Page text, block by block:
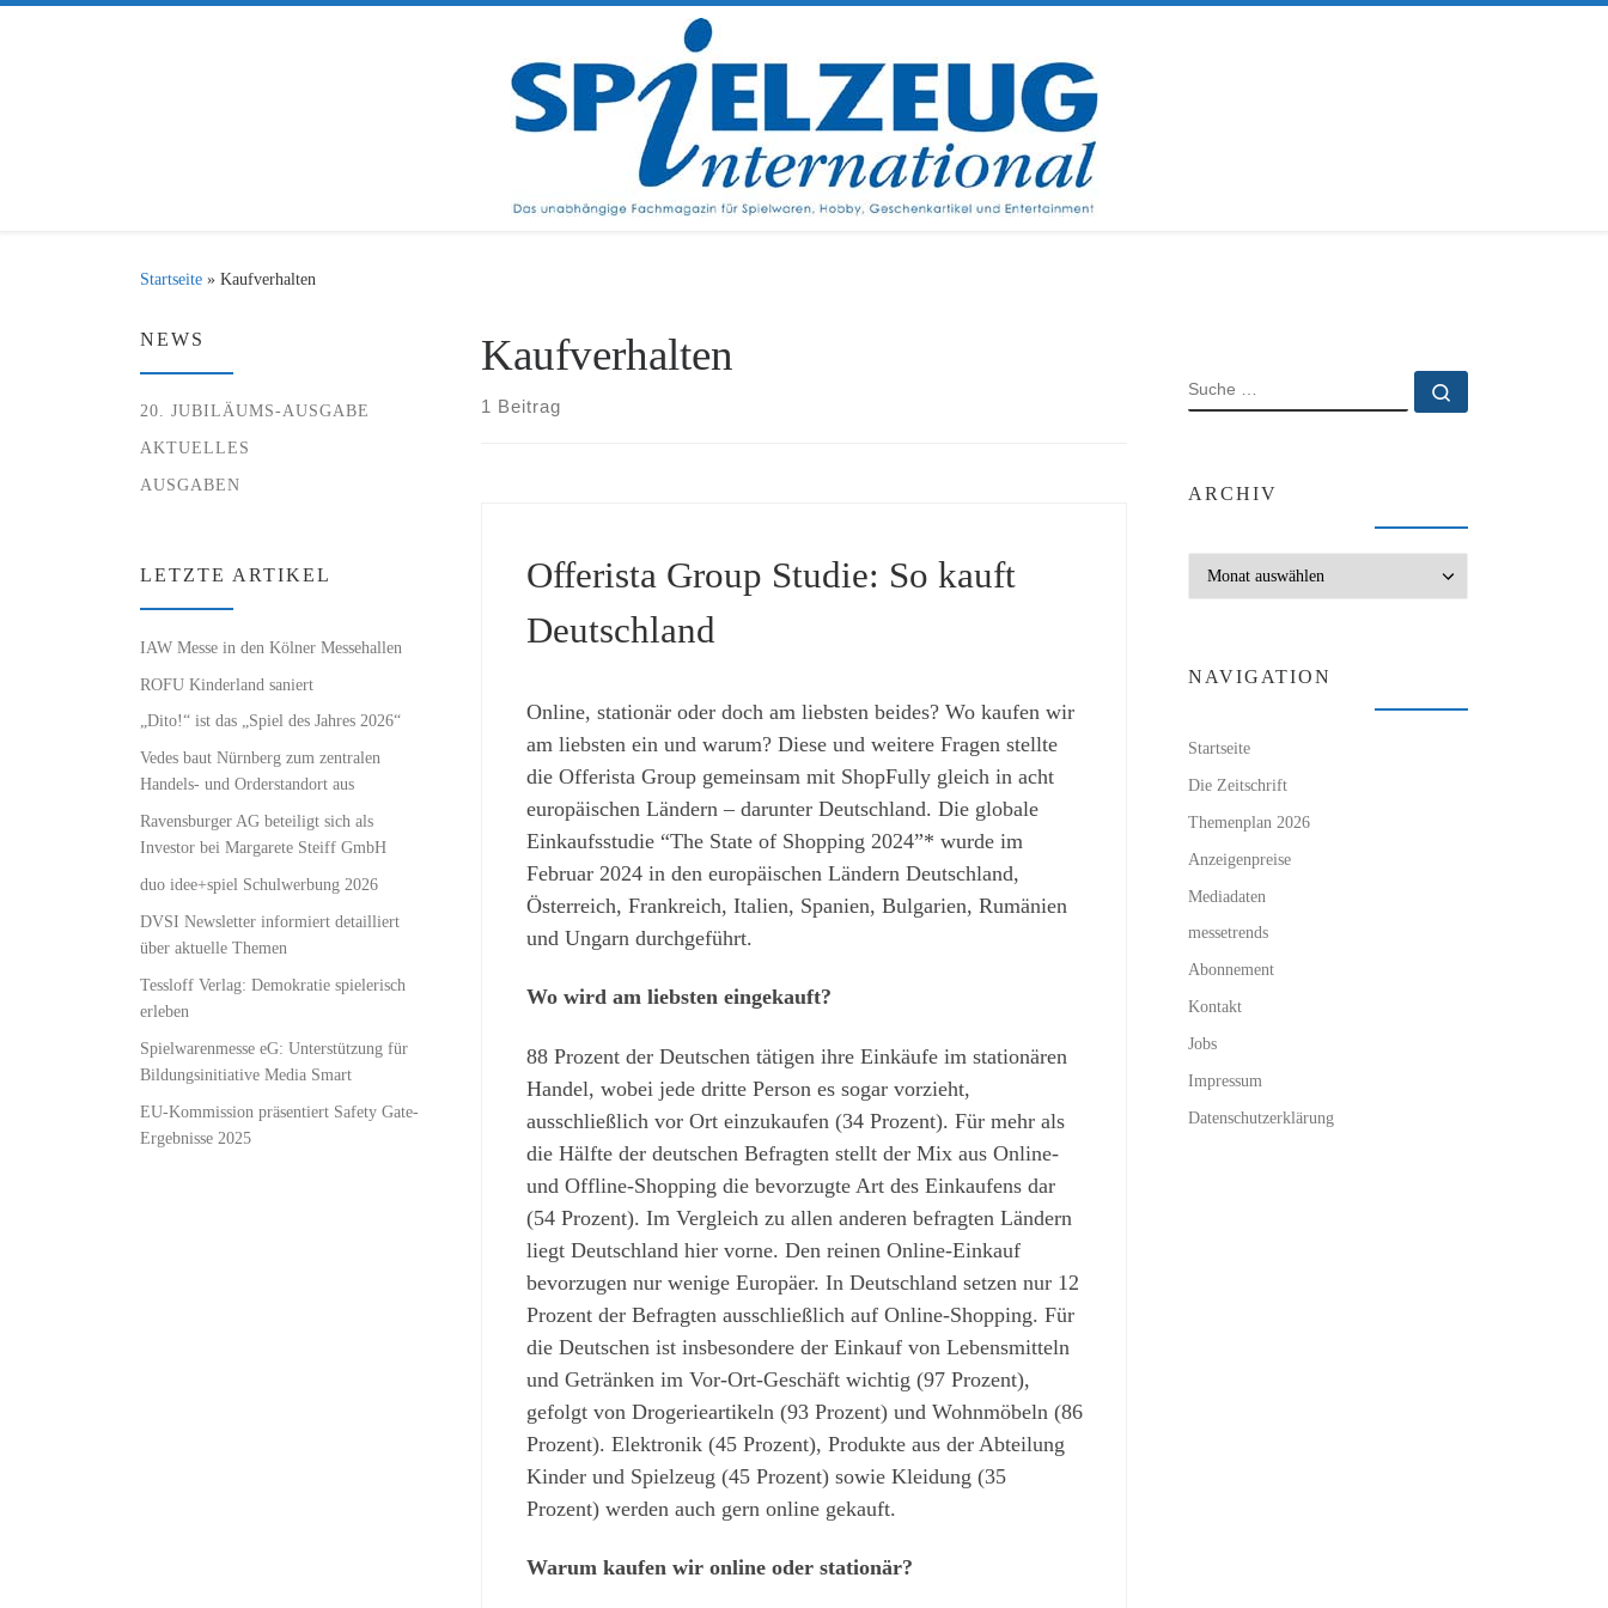
Startseite » Kaufverhalten
Kaufverhalten
1 Beitrag
Offerista Group Studie: So kauft
Deutschland
Online, stationär oder doch am liebsten beides? Wo kaufen wir
am liebsten ein und warum? Diese und weitere Fragen stellte
die Offerista Group gemeinsam mit ShopFully gleich in acht
europäischen Ländern – darunter Deutschland. Die globale
Einkaufsstudie “The State of Shopping 2024”* wurde im
Februar 2024 in den europäischen Ländern Deutschland,
Österreich, Frankreich, Italien, Spanien, Bulgarien, Rumänien
und Ungarn durchgeführt.
Wo wird am liebsten eingekauft?
88 Prozent der Deutschen tätigen ihre Einkäufe im stationären
Handel, wobei jede dritte Person es sogar vorzieht,
ausschließlich vor Ort einzukaufen (34 Prozent). Für mehr als
die Hälfte der deutschen Befragten stellt der Mix aus Online-
und Offline-Shopping die bevorzugte Art des Einkaufens dar
(54 Prozent). Im Vergleich zu allen anderen befragten Ländern
liegt Deutschland hier vorne. Den reinen Online-Einkauf
bevorzugen nur wenige Europäer. In Deutschland setzen nur 12
Prozent der Befragten ausschließlich auf Online-Shopping. Für
die Deutschen ist insbesondere der Einkauf von Lebensmitteln
und Getränken im Vor-Ort-Geschäft wichtig (97 Prozent),
gefolgt von Drogerieartikeln (93 Prozent) und Wohnmöbeln (86
Prozent). Elektronik (45 Prozent), Produkte aus der Abteilung
Kinder und Spielzeug (45 Prozent) sowie Kleidung (35
Prozent) werden auch gern online gekauft.
Warum kaufen wir online oder stationär?
NEWS
20. JUBILÄUMS-AUSGABE
AKTUELLES
AUSGABEN
LETZTE ARTIKEL
IAW Messe in den Kölner Messehallen
ROFU Kinderland saniert
„Dito!“ ist das „Spiel des Jahres 2026“
Vedes baut Nürnberg zum zentralen
Handels- und Orderstandort aus
Ravensburger AG beteiligt sich als
Investor bei Margarete Steiff GmbH
duo idee+spiel Schulwerbung 2026
DVSI Newsletter informiert detailliert
über aktuelle Themen
Tessloff Verlag: Demokratie spielerisch
erleben
Spielwarenmesse eG: Unterstützung für
Bildungsinitiative Media Smart
EU-Kommission präsentiert Safety Gate-
Ergebnisse 2025
SUCHE
ARCHIV
NAVIGATION
Startseite
Die Zeitschrift
Themenplan 2026
Anzeigenpreise
Mediadaten
messetrends
Abonnement
Kontakt
Jobs
Impressum
Datenschutzerklärung